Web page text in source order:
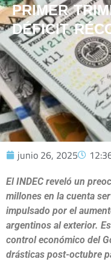
PRIMER
DÉFICIT
junio 26, 2025
El INDEC reveló un
millones en la cuenta
impulsado por el
argentinos al exterior.
control económico del
drásticas post-octubre